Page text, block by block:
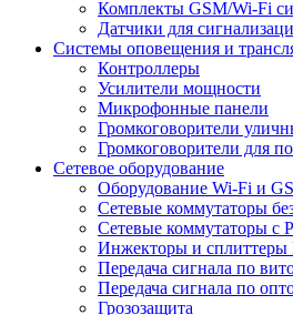
Комплекты GSM/Wi-Fi
Датчики для
Системы оповещения и
Контроллеры
Усилители мощности
Микрофонные панели
Громкоговорители
Громкоговорители для
Сетевое оборудование
Оборудование Wi-Fi и
Сетевые коммутаторы
Сетевые коммутаторы с
Инжекторы и сплиттеры
Передача сигнала по
Передача сигнала по
Грозозащита